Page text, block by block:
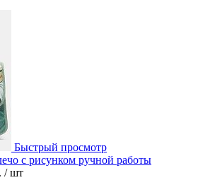
Быстрый просмотр
с рисунком ручной работы
/ шт